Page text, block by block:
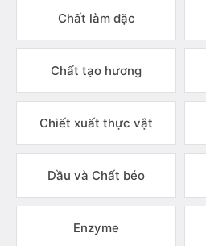
Chất làm đặc
Chất tạo hương
Chiết xuất thực vật
Dầu và Chất béo
Enzyme